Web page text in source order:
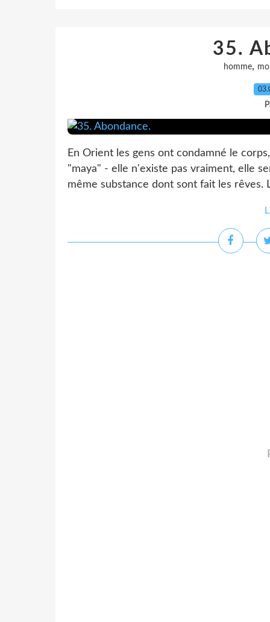
35.
homme,
En Orient les gens ont condamné le
"maya" - elle n'existe pas vraiment, elle
même substance dont sont fait les rêves.